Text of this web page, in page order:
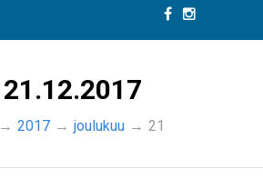
21.12.2017
→ 2017 → joulukuu → 21